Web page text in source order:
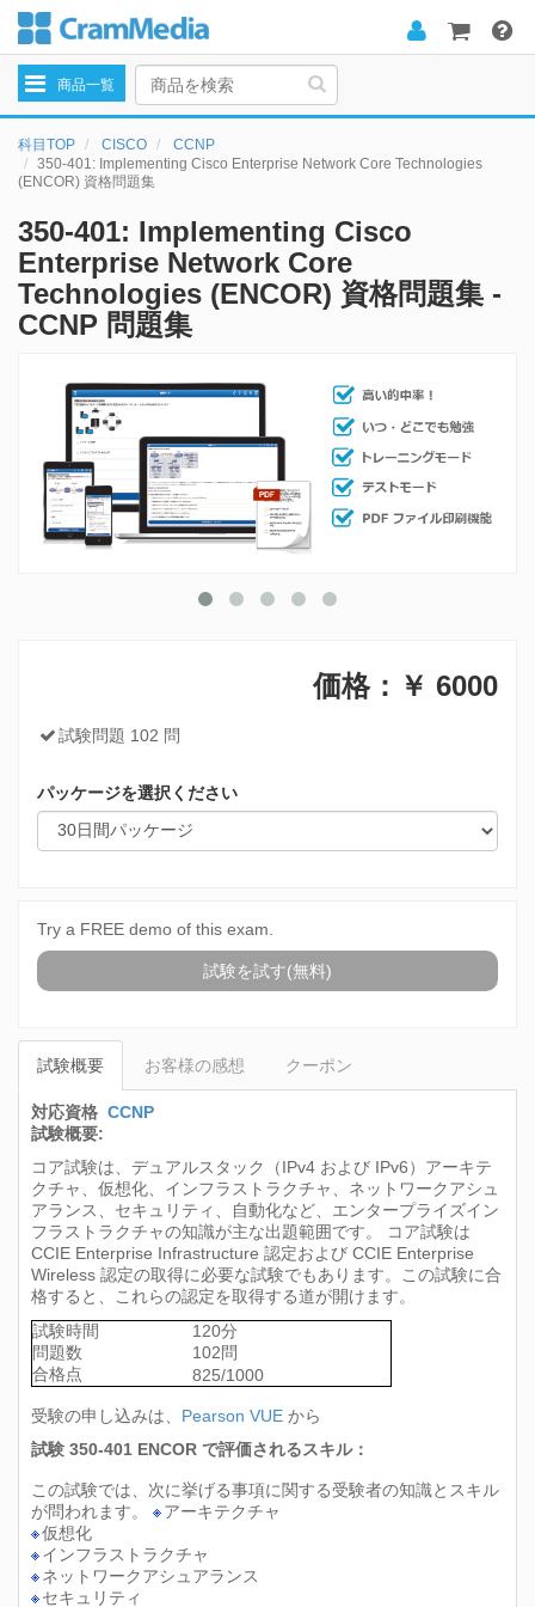
navigation
商品一覧
科目TOP CISCO
CCNP
350-401: Implementing Cisco Enterprise Network Core Technologies
(ENCOR) 資格問題集
350-401: Implementing Cisco
Enterprise Network Core
Technologies (ENCOR) 資格問題集 -
CCNP 問題集
価格：￥ 6000
試験問題 102 問
パッケージを選択ください
Try a FREE demo of this exam.
試験を試す(無料)
試験概要 お客様の感想 クーポン
対応資格 CCNP
試験概要:
コア試験は、デュアルスタック（IPv4 および IPv6）アーキテ
クチャ、仮想化、インフラストラクチャ、ネットワークアシュ
アランス、セキュリティ、自動化など、エンタープライズイン
フラストラクチャの知識が主な出題範囲です。 コア試験は
CCIE Enterprise Infrastructure 認定および CCIE Enterprise
Wireless 認定の取得に必要な試験でもあります。この試験に合
格すると、これらの認定を取得する道が開けます。
試験時間
120分
問題数
102問
合格点
825/1000
受験の申し込みは、 Pearson VUE から
試験 350-401 ENCOR で評価されるスキル：
この試験では、次に挙げる事項に関する受験者の知識とスキル
が問われます。
アーキテクチャ
仮想化
インフラストラクチャ
ネットワークアシュアランス
セキュリティ